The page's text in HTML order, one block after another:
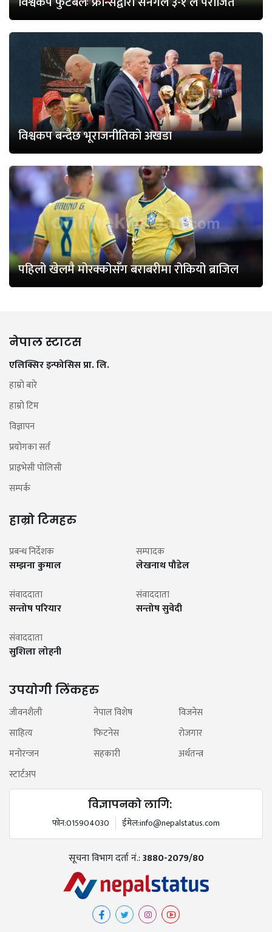
विश्वकप बन्दैछ भूराजनीतिको अखडा
पहिलो खेलमै मोरक्कोसँग बराबरीमा रोकियो ब्राजिल
नेपाल स्टाटस
एलिक्सिर इन्फोसिस प्रा. लि.
हाम्रो बारे
हाम्रो टिम
विज्ञापन
प्रयोगका सर्त
प्राइभेसी पोलिसी
सम्पर्क
हाम्रो टिमहरु
प्रबन्ध निर्देशक
सम्झना कुमाल
सम्पादक
लेखनाथ पौडेल
संवाददाता
सन्तोष परियार
संवाददाता
सन्तोष सुवेदी
संवाददाता
सुशिला लोहनी
उपयोगी लिंकहरु
जीवनशैली नेपाल विशेष
विजनेस
साहित्य
फिटनेस
रोजगार
मनोरन्जन
सहकारी
अर्थतन्त्र
स्टार्टअप
विज्ञापनको लागि:
फोन:015904030 ईमेल:info@nepalstatus.com
सूचना विभाग दर्ता नं.:3880-2079/80